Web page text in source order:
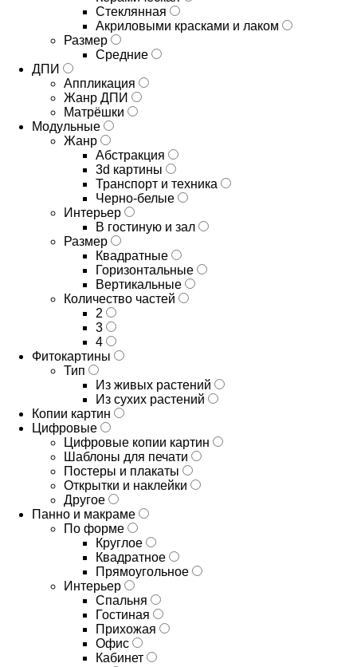
Стеклянная
Акриловыми красками и лаком
Размер
Средние
ДПИ
Аппликация
Жанр ДПИ
Матрёшки
Модульные
Жанр
Абстракция
3d картины
Транспорт и техника
Черно-белые
Интерьер
В гостиную и зал
Размер
Квадратные
Горизонтальные
Вертикальные
Количество частей
2
3
4
Фитокартины
Тип
Из живых растений
Из сухих растений
Копии картин
Цифровые
Цифровые копии картин
Шаблоны для печати
Постеры и плакаты
Открытки и наклейки
Другое
Панно и макраме
По форме
Круглое
Квадратное
Прямоугольное
Интерьер
Спальня
Гостиная
Прихожая
Офис
Кабинет